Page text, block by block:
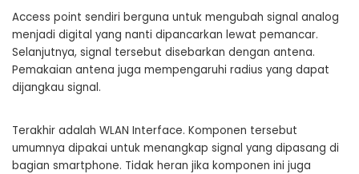
Access point sendiri berguna untuk mengubah signal analog
menjadi digital yang nanti dipancarkan lewat pemancar.
Selanjutnya, signal tersebut disebarkan dengan antena.
Pemakaian antena juga mempengaruhi radius yang dapat
dijangkau signal.
Terakhir adalah WLAN Interface. Komponen tersebut
umumnya dipakai untuk menangkap signal yang dipasang di
bagian smartphone. Tidak heran jika komponen ini juga